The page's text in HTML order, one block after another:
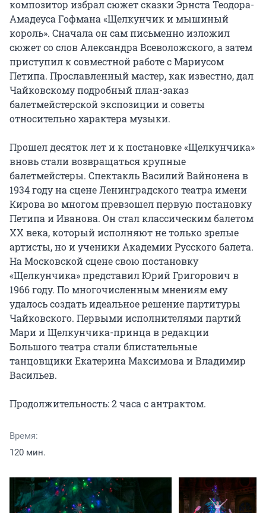
композитор избрал сюжет сказки Эрнста Теодора-
Амадеуса Гофмана «Щелкунчик и мышиный
король». Сначала он сам письменно изложил
сюжет со слов Александра Всеволожского, а затем
приступил к совместной работе с Мариусом
Петипа. Прославленный мастер, как известно, дал
Чайковскому подробный план-заказ
балетмейстерской экспозиции и советы
относительно характера музыки.
Прошел десяток лет и к постановке «Щелкунчика»
вновь стали возвращаться крупные
балетмейстеры. Спектакль Василий Вайнонена в
1934 году на сцене Ленинградского театра имени
Кирова во многом превзошел первую постановку
Петипа и Иванова. Он стал классическим балетом
XX века, который исполняют не только зрелые
артисты, но и ученики Академии Русского балета.
На Московской сцене свою постановку
«Щелкунчика» представил Юрий Григорович в
1966 году. По многочисленным мнениям ему
удалось создать идеальное решение партитуры
Чайковского. Первыми исполнителями партий
Мари и Щелкунчика-принца в редакции
Большого театра стали блистательные
танцовщики Екатерина Максимова и Владимир
Васильев.
Продолжительность: 2 часа с антрактом.
Время:
120 мин.